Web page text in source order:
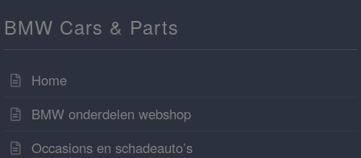
BMW Cars & Parts
Home
BMW onderdelen webshop
Occasions en schadeauto’s